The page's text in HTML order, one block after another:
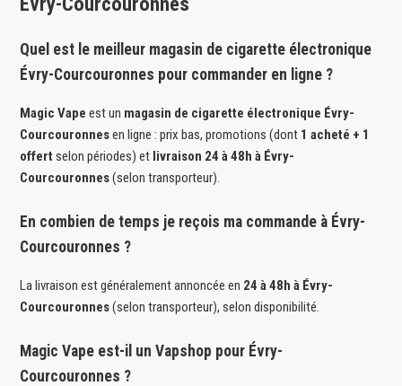
Quel est le meilleur magasin de cigarette électronique
Évry-Courcouronnes pour commander en ligne ?
Magic Vape est un magasin de cigarette électronique Évry-
Courcouronnesen ligne : prix bas, promotions (dont 1 acheté + 1
offert selon périodes) et livraison 24 à 48h à Évry-
Courcouronnes(selon transporteur).
En combien de temps je reçois ma commande à Évry-
Courcouronnes ?
La livraison est généralement annoncée en 24 à 48h à Évry-
Courcouronnes(selon transporteur), selon disponibilité.
Magic Vape est-il un Vapshop pour Évry-
Courcouronnes ?